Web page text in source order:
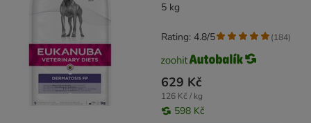
5 kg
629 Kč
126 Kč / kg
598 Kč
Rating: 4.8/5 (184)